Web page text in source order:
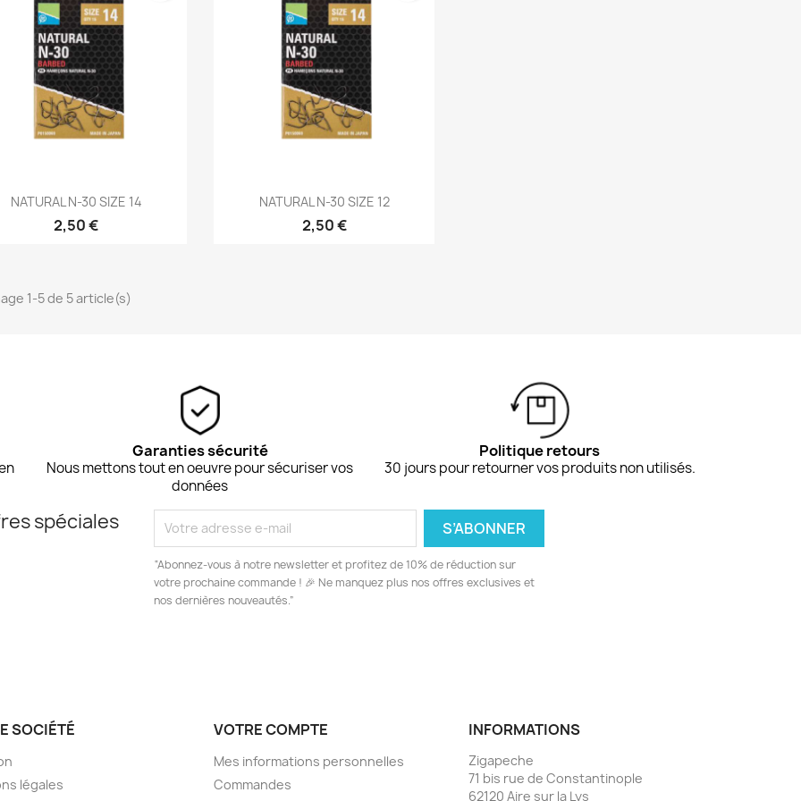
Aperçu rapide
NATURAL N-30 SIZE 14
2,50 €
Aperçu rapide
NATURAL N-30 SIZE 12
2,50 €
1-5 de 5 article(s)
Garanties sécurité
Nous mettons tout en oeuvre pour sécuriser vos
données
Politique retours
30 jours pour retourner vos produits non utilisés.
spéciales
“Abonnez-vous à notre newsletter et profitez de 10% de réduction sur
votre prochaine commande ! 🎉 Ne manquez plus nos offres exclusives et
nos dernières nouveautés.”
SOCIÉTÉ
légales
VOTRE COMPTE
Mes informations personnelles
Commandes
INFORMATIONS
Zigapeche
71 bis rue de Constantinople
62120 Aire sur la Lys